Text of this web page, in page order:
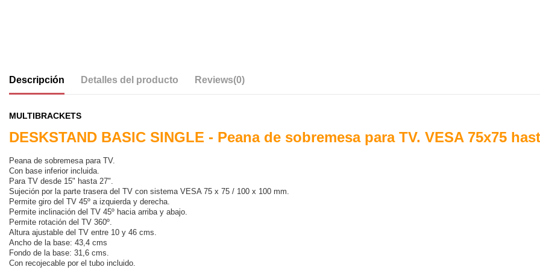
Descripción Detalles del producto Reviews(0)
MULTIBRACKETS
DESKSTAND BASIC SINGLE - Peana de sobremesa para TV. VESA 75x75
Peana de sobremesa para TV.
Con base inferior incluida.
Para TV desde 15" hasta 27".
Sujeción por la parte trasera del TV con sistema VESA 75 x 75 / 100 x 100 mm.
Permite giro del TV 45º a izquierda y derecha.
Permite inclinación del TV 45º hacia arriba y abajo.
Permite rotación del TV 360º.
Altura ajustable del TV entre 10 y 46 cms.
Ancho de la base: 43,4 cms
Fondo de la base: 31,6 cms.
Con recojecable por el tubo incluido.